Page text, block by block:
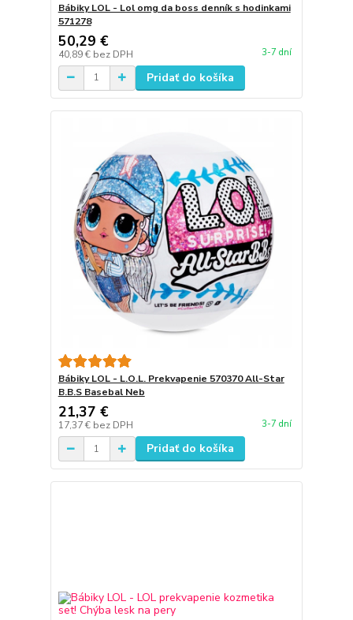
Bábiky LOL - Lol omg da boss denník s hodinkami
571278
50,29 €
40,89 € bez DPH 3-7 dní
Pridať do košíka
Bábiky LOL - L.O.L. Prekvapenie 570370 All-Star
B.B.S Basebal Neb
21,37 €
17,37 € bez DPH 3-7 dní
Pridať do košíka